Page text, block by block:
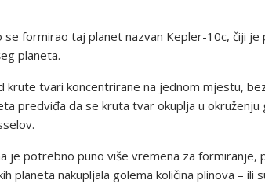
se formirao taj planet nazvan Kepler-10c, čiji
planeta.
krute tvari koncentrirane na jednom mjestu,
predviđa da se kruta tvar okuplja u
je potrebno puno više vremena za
planeta nakupljala golema količina plinova – ili